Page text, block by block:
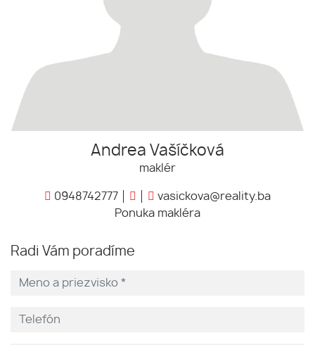
Andrea Vašíčková
maklér
0948742777
vasickova@reality.ba
Ponuka makléra
Radi Vám poradíme